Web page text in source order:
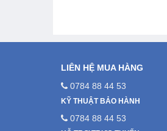
LIÊN HỆ MUA HÀNG
0784 88 44 53
KỸ THUẬT BẢO HÀNH
0784 88 44 53